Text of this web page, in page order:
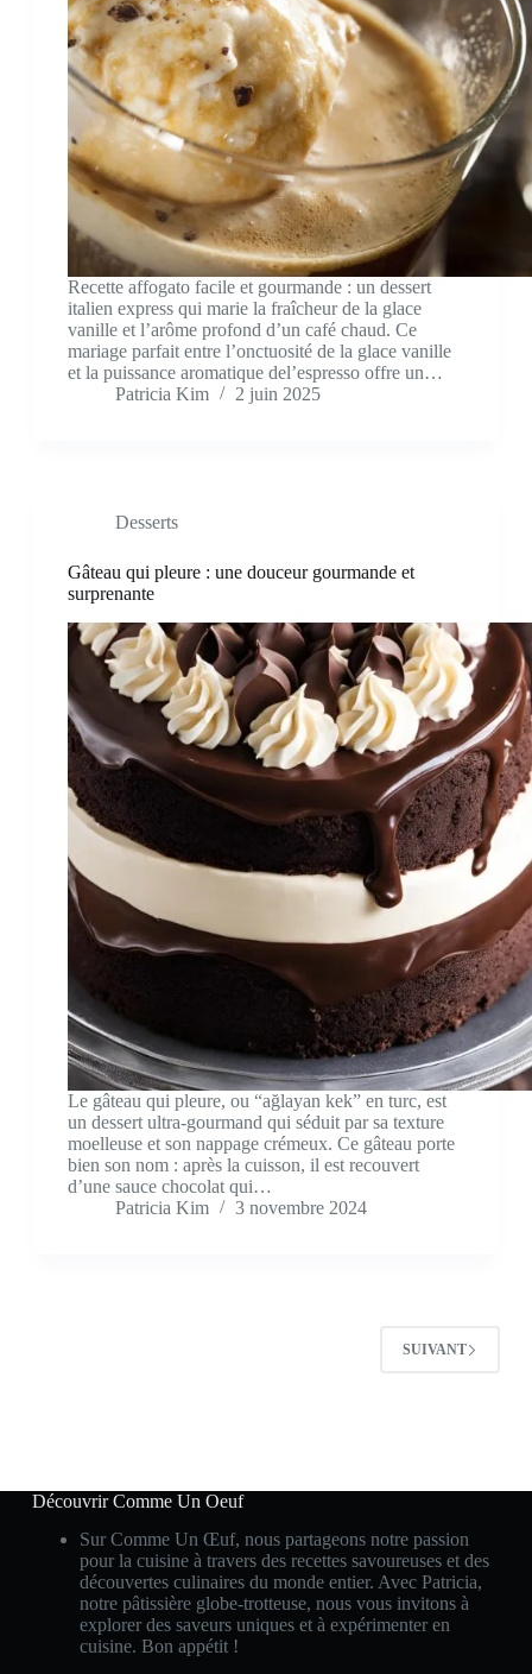
Recette affogato facile et gourmande : un dessert
italien express qui marie la fraîcheur de la glace
vanille et l’arôme profond d’un café chaud. Ce
mariage parfait entre l’onctuosité de la glace vanille
et la puissance aromatique del’espresso offre un…
Patricia Kim
2 juin 2025
Desserts
Gâteau qui pleure : une douceur gourmande et
surprenante
Le gâteau qui pleure, ou “ağlayan kek” en turc, est
un dessert ultra-gourmand qui séduit par sa texture
moelleuse et son nappage crémeux. Ce gâteau porte
bien son nom : après la cuisson, il est recouvert
d’une sauce chocolat qui…
Patricia Kim
3 novembre 2024
SUIVANT
Découvrir Comme Un Oeuf
Sur Comme Un Œuf, nous partageons notre passion
pour la cuisine à travers des recettes savoureuses et des
découvertes culinaires du monde entier. Avec Patricia,
notre pâtissière globe-trotteuse, nous vous invitons à
explorer des saveurs uniques et à expérimenter en
cuisine. Bon appétit !